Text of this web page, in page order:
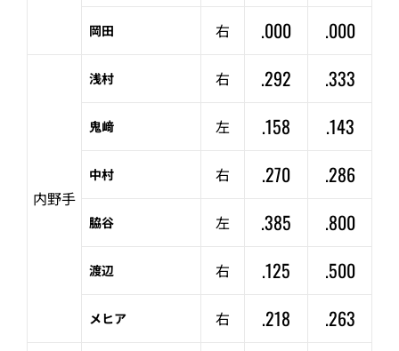
岡田 右 .000 .000
内野手
浅村 右 .292 .333
鬼﨑 左 .158 .143
中村 右 .270 .286
脇谷 左 .385 .800
渡辺 右 .125 .500
メヒア 右 .218 .263